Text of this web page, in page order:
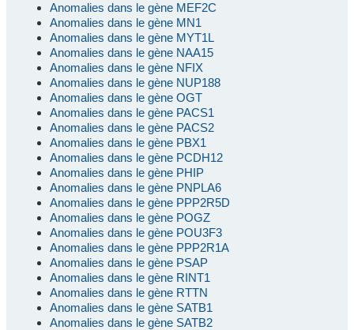
Anomalies dans le gène MEF2C
Anomalies dans le gène MN1
Anomalies dans le gène MYT1L
Anomalies dans le gène NAA15
Anomalies dans le gène NFIX
Anomalies dans le gène NUP188
Anomalies dans le gène OGT
Anomalies dans le gène PACS1
Anomalies dans le gène PACS2
Anomalies dans le gène PBX1
Anomalies dans le gène PCDH12
Anomalies dans le gène PHIP
Anomalies dans le gène PNPLA6
Anomalies dans le gène PPP2R5D
Anomalies dans le gène POGZ
Anomalies dans le gène POU3F3
Anomalies dans le gène PPP2R1A
Anomalies dans le gène PSAP
Anomalies dans le gène RINT1
Anomalies dans le gène RTTN
Anomalies dans le gène SATB1
Anomalies dans le gène SATB2